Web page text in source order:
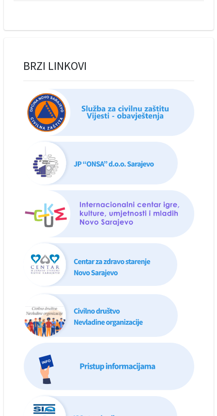
BRZI LINKOVI